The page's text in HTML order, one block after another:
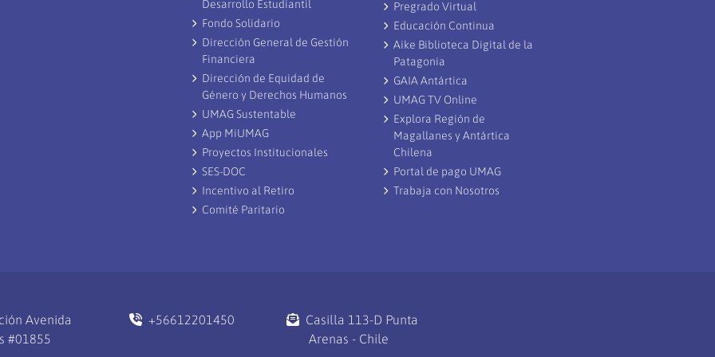
Desarrollo Estudiantil
Fondo Solidario
Dirección General de Gestión
Financiera
Dirección de Equidad de
Género y Derechos Humanos
UMAG Sustentable
App MiUMAG
Proyectos Institucionales
SES-DOC
Incentivo al Retiro
Comité Paritario
Pregrado Virtual
Educación Continua
Aike Biblioteca Digital de la
Patagonia
GAIA Antártica
UMAG TV Online
Explora Región de
Magallanes y Antártica
Chilena
Portal de pago UMAG
Trabaja con Nosotros
Avenida
#01855
+56612201450
Casilla 113-D Punta
Arenas - Chile